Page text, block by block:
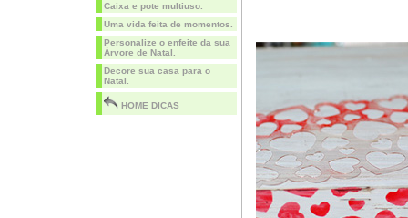
Caixa e pote multiuso.
Uma vida feita de momentos.
Personalize o enfeite da sua
Árvore de Natal.
Decore sua casa para o
Natal.
HOME DICAS